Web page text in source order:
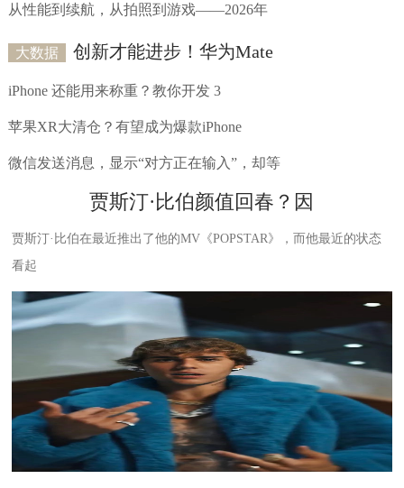
从性能到续航，从拍照到游戏——2026年
大数据 创新才能进步！华为Mate
iPhone 还能用来称重？教你开发 3
苹果XR大清仓？有望成为爆款iPhone
微信发送消息，显示“对方正在输入”，却等
贾斯汀·比伯颜值回春？因
贾斯汀·比伯在最近推出了他的MV《POPSTAR》，而他最近的状态
看起